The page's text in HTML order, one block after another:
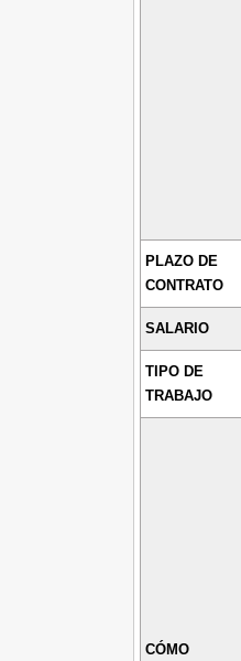
PLAZO DE
CONTRATO
SALARIO
TIPO DE
TRABAJO
CÓMO